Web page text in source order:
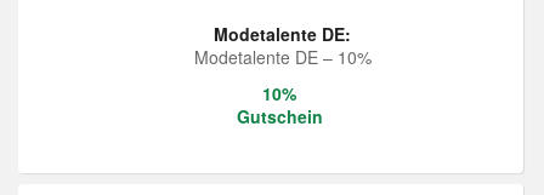
Modetalente DE:
Modetalente DE – 10%
10%
Gutschein